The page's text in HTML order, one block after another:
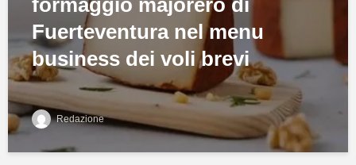
Fuerteventura nel menu
business dei voli brevi
Redazione